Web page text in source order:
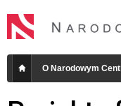
O Narodowym